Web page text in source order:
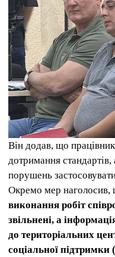
Він додав, що
дотримання
порушень
Окремо мер наголосив,
виконання робіт
звільнені, а
до територіальних
соціальної